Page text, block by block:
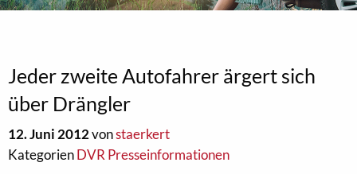
Jeder zweite Autofahrer ärgert sich
über Drängler
12. Juni 2012vonstaerkert
KategorienDVR Presseinformationen